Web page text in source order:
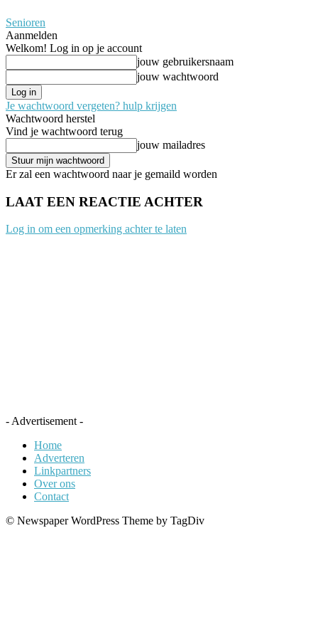
Senioren
Aanmelden
Welkom! Log in op je account
jouw gebruikersnaam
jouw wachtwoord
Je wachtwoord vergeten? hulp krijgen
Wachtwoord herstel
Vind je wachtwoord terug
jouw mailadres
Er zal een wachtwoord naar je gemaild worden
LAAT EEN REACTIE ACHTER
Log in om een opmerking achter te laten
- Advertisement -
Home
Adverteren
Linkpartners
Over ons
Contact
© Newspaper WordPress Theme by TagDiv